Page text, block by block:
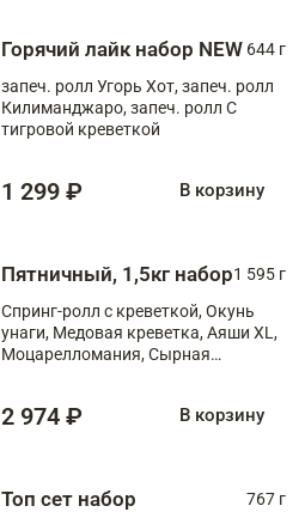
Горячий лайк набор NEW 644 г
запеч. ролл Угорь Хот, запеч. ролл
Килиманджаро, запеч. ролл С
тигровой креветкой
1 299 ₽ В корзину
Пятничный, 1,5кг набор1 595 г
Спринг-ролл с креветкой, Окунь
унаги, Медовая креветка, Аяши XL,
Моцарелломания, Сырная
2 974 ₽ В корзину
Топ сет набор
767 г